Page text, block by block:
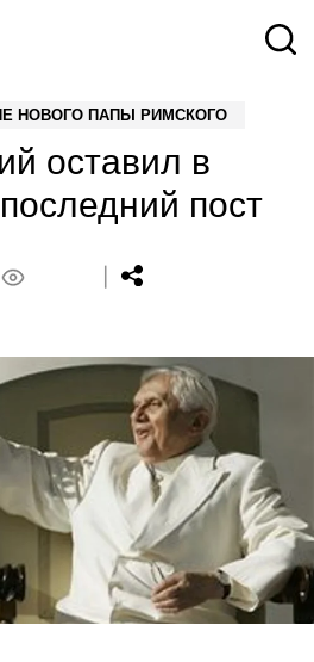
НОВОГО ПАПЫ РИМСКОГО
оставил в
пост